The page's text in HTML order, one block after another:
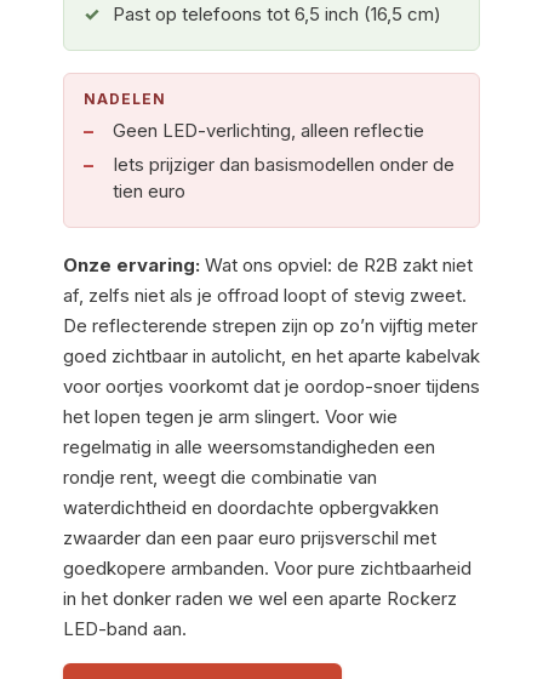
Past op telefoons tot 6,5 inch (16,5 cm)
NADELEN
Geen LED-verlichting, alleen reflectie
Iets prijziger dan basismodellen onder de
tien euro
Onze ervaring: Wat ons opviel: de R2B zakt niet
af, zelfs niet als je offroad loopt of stevig zweet.
De reflecterende strepen zijn op zo’n vijftig meter
goed zichtbaar in autolicht, en het aparte kabelvak
voor oortjes voorkomt dat je oordop-snoer tijdens
het lopen tegen je arm slingert. Voor wie
regelmatig in alle weersomstandigheden een
rondje rent, weegt die combinatie van
waterdichtheid en doordachte opbergvakken
zwaarder dan een paar euro prijsverschil met
goedkopere armbanden. Voor pure zichtbaarheid
in het donker raden we wel een aparte Rockerz
LED-band aan.